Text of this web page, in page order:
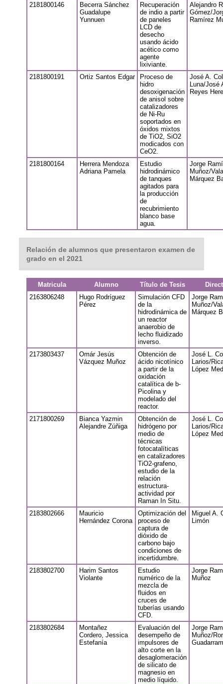
2181800146
Becerra Sánchez
Guadalupe
Yunnuen
Recuperación
de indio a partir
de paneles
LCD de
desecho
usando ácido
acético como
agente
lixiviante.
Alejandro
Gómez/
Ramírez
2181800191 Ortiz Santos Edgar
Proceso de
hidro
desoxigenación
de anisol sobre
catalizadores
de Ni-Ru
soportados en
óxidos mixtos
de TiO2, SiO2
modicados con
CeO2.
José A.
Luna/
Reyes
2181800164
Herrera Mendoza
Adriana Pamela
Estudio
hidrodinámico
de tanques
agitados para
la producción
de
recubrimiento
blanco base
agua.
Jorge
Muñoz/
Márquez
Relación de alumnos que presentaron examen de
grado en el 2021
Matricula Alumno Título de Tesis
2163806248
Hugo Rodríguez
Pérez
Simulación CFD
de la
hidrodinámica de
un reactor
anaerobio de
lecho fluidizado
inverso.
Jorge
Muñoz/
Márquez
2173803437
Omár Jesús
Vázquez Muñoz
Obtención de
ácido nicotínico
a partir de la
oxidación
catalítica de b-
Picolina y
modelado del
reactor.
José L.
Larios/
López
2171800269
Bianca Yazmin
Alejandre Zúñiga
Obtención de
hidrógeno por
medio de
técnicas
fotocatalíticas
en catalizadores
TiO2-grafeno,
estudio de la
relación
estructura-
actividad por
Raman In Situ.
José L.
Larios/
López
2183802666
Mauricio
Hernández Corona
Optimización del
proceso de
captura de
dióxido de
carbono bajo
condiciones de
incertidumbre.
Miguel A.
Limón
2183802700
Harim Santos
Violante
Estudio
numérico de la
mezcla de
fluidos en
cruces de
tuberías usando
CFD.
Jorge
Muñoz
2183802684
Montañez
Cordero, Jessica
Estefanía
Evaluación del
desempeño de
impulsores de
alto corte en la
desaglomeración
de silicato de
magnesio en
medio líquido.
Jorge
Muñoz/